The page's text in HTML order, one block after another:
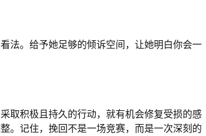
法。给予她足够的倾诉空间，让她明白你会一
取积极且持久的行动，就有机会修复受损的感
。记住，挽回不是一场竞赛，而是一次深刻的